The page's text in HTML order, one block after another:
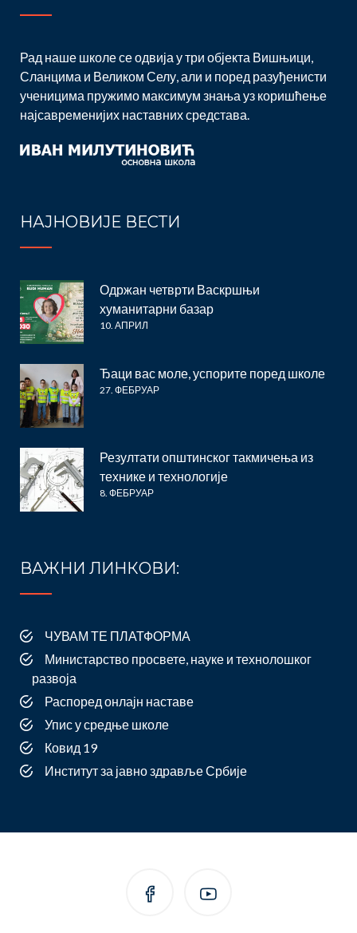
Рад наше школе се одвија у три објекта Вишњици,
Сланцима и Великом Селу, али и поред разуђенисти
ученицима пружимо максимум знања уз коришћење
најсавременијих наставних средстава.
НАЈНОВИЈЕ ВЕСТИ
Одржан четврти Васкршњи
хуманитарни базар
10. АПРИЛ
Ђаци вас моле, успорите поред школе
27. ФЕБРУАР
Резултати општинског такмичења из
технике и технологије
8. ФЕБРУАР
ВАЖНИ ЛИНКОВИ:
ЧУВАМ ТЕ ПЛАТФОРМА
Министарство просвете, науке и технолошког
развоја
Распоред онлајн наставе
Упис у средње школе
Ковид 19
Институт за јавно здравље Србије